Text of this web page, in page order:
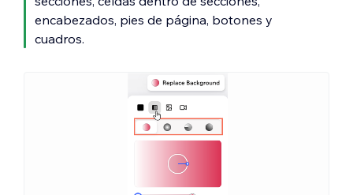
encabezados, pies de página, botones y
cuadros.